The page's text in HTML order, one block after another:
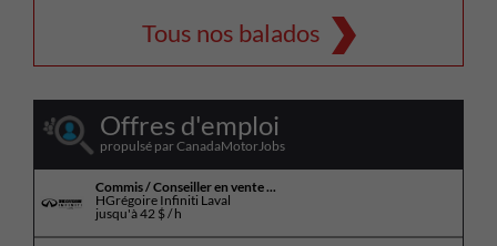
Tous nos balados
Offres d'emploi
propulsé par CanadaMotorJobs
Commis / Conseiller en vente ...
HGrégoire Infiniti Laval
jusqu'à42 $ / h